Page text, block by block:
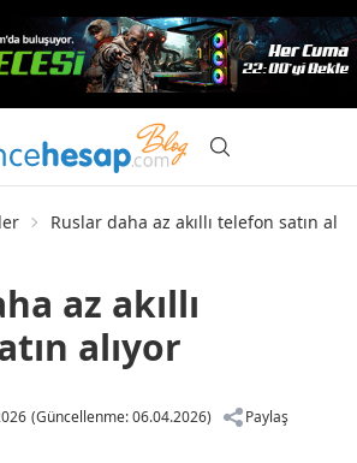
Ruslar daha az akıllı telefon satın
az akıllı
alıyor
(Güncellenme: 06.04.2026)
Paylaş